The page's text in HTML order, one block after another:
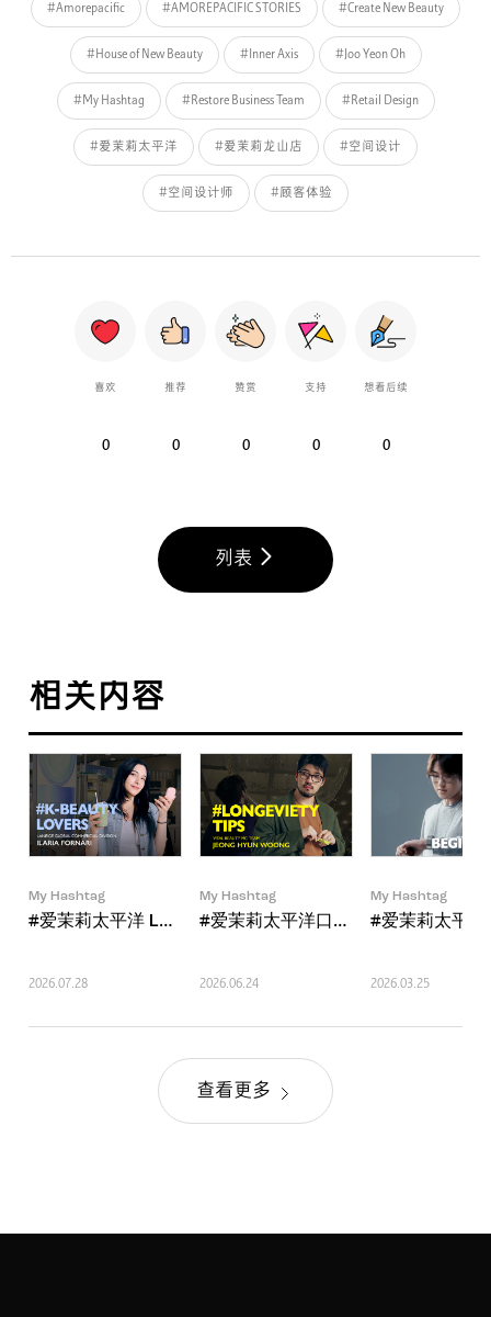
#Amorepacific #AMOREPACIFIC STORIES #Create New Beauty
#House of New Beauty #Inner Axis #Joo Yeon Oh
#My Hashtag #Restore Business Team #Retail Design
#爱茉莉太平洋 #爱茉莉龙山店 #空间设计
#空间设计师 #顾客体验
喜欢
0
推荐
0
赞赏
0
支持
0
想看后续
0
列表
相关内容
My Hashtag
#爱茉莉太平洋 LANEIGE Global Commercial Division
2026.07.28
My Hashtag
#爱茉莉太平洋口服美容品牌
2026.06.24
My Hashtag
#爱茉莉太平
2026.03.25
查看更多